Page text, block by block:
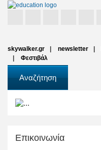
skywalker.gr
newsletter
Φεστιβάλ
Αναζήτηση
Σπουδές
Υποτροφίες
FAQ
Επικοινωνία